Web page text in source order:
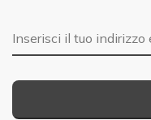
E-mail